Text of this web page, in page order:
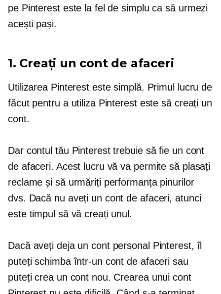
pe Pinterest este la fel de simplu ca să urmezi
acești pași.
1. Creați un cont de afaceri
Utilizarea Pinterest este simplă. Primul lucru de
făcut pentru a utiliza Pinterest este să creați un
cont.
Dar contul tău Pinterest trebuie să fie un cont
de afaceri. Acest lucru vă va permite să plasați
reclame și să urmăriți performanța pinurilor
dvs. Dacă nu aveți un cont de afaceri, atunci
este timpul să vă creați unul.
Dacă aveți deja un cont personal Pinterest, îl
puteți schimba într-un cont de afaceri sau
puteți crea un cont nou. Crearea unui cont